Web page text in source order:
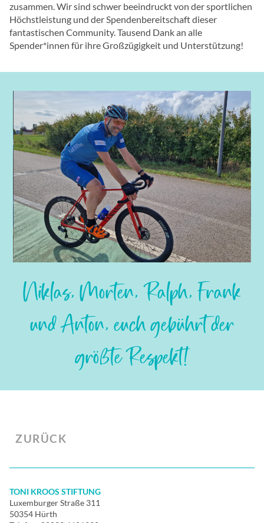
zusammen. Wir sind schwer beeindruckt von der sportlichen
Höchstleistung und der Spendenbereitschaft dieser
fantastischen Community. Tausend Dank an alle
Spender*innen für ihre Großzügigkeit und Unterstützung!
Niklas, Morten, Ralph, Frank
und Anton, euch gebührt der
größte Respekt!
ZURÜCK
TONI KROOS STIFTUNG
Luxemburger Straße 311
50354 Hürth